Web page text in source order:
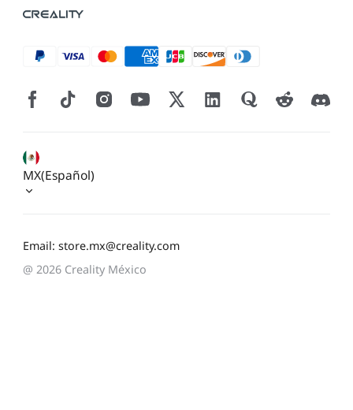
Email: store.mx@creality.com
MX(Español)
@ 2026 Creality México